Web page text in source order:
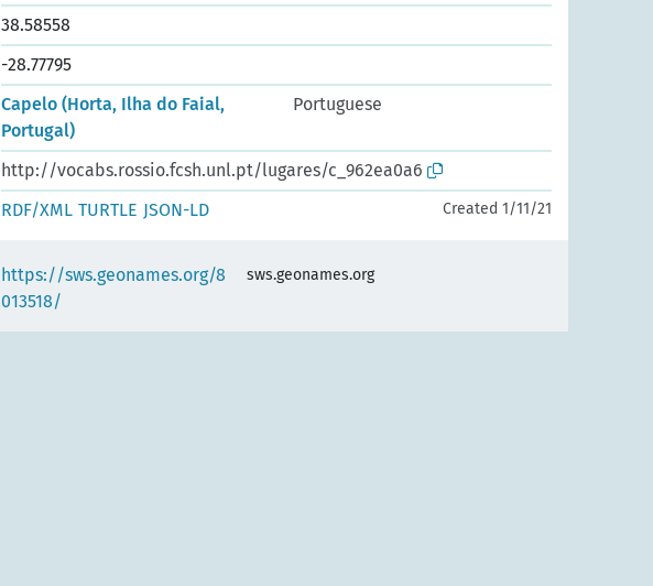
38.58558
-28.77795
Capelo (Horta, Ilha do Faial,
Portugal)
Portuguese
http://vocabs.rossio.fcsh.unl.pt/lugares/c_962ea0a6
RDF/XML TURTLE JSON-LD Created 1/11/21
https://sws.geonames.org/8
013518/
sws.geonames.org